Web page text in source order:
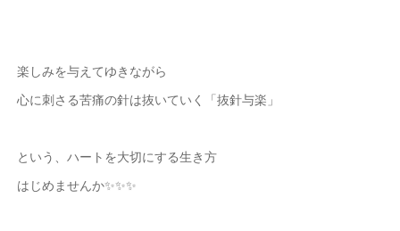
楽しみを与えてゆきながら
心に刺さる苦痛の針は抜いていく「抜針与楽」
という、ハートを大切にする生き方
はじめませんか✨✨✨